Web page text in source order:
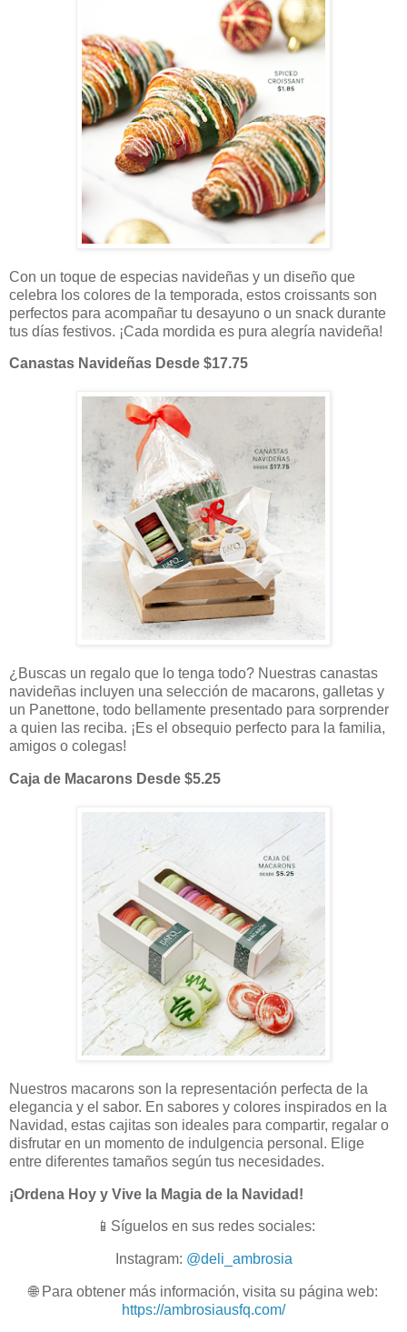
Con un toque de especias navideñas y un diseño que
celebra los colores de la temporada, estos croissants son
perfectos para acompañar tu desayuno o un snack durante
tus días festivos. ¡Cada mordida es pura alegría navideña!
Canastas Navideñas Desde $17.75
¿Buscas un regalo que lo tenga todo? Nuestras canastas
navideñas incluyen una selección de macarons, galletas y
un Panettone, todo bellamente presentado para sorprender
a quien las reciba. ¡Es el obsequio perfecto para la familia,
amigos o colegas!
Caja de Macarons Desde $5.25
Nuestros macarons son la representación perfecta de la
elegancia y el sabor. En sabores y colores inspirados en la
Navidad, estas cajitas son ideales para compartir, regalar o
disfrutar en un momento de indulgencia personal. Elige
entre diferentes tamaños según tus necesidades.
¡Ordena Hoy y Vive la Magia de la Navidad!
📱Síguelos en sus redes sociales:
Instagram: @deli_ambrosia
🌐 Para obtener más información, visita su página web:
https://ambrosiausfq.com/